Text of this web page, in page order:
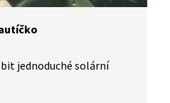
jednoduché solární